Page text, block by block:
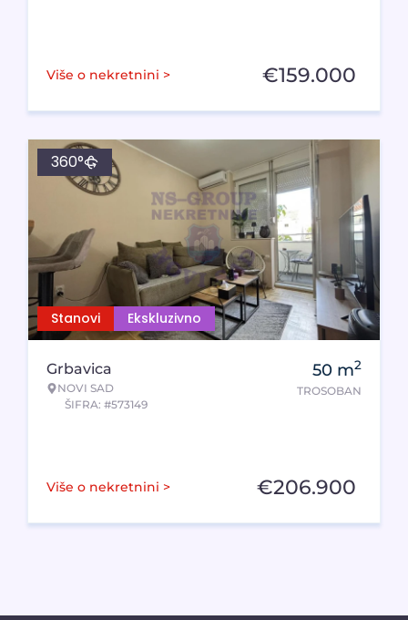
Više o nekretnini > €159.000
Stanovi Ekskluzivno
360°
Grbavica
NOVI SAD
ŠIFRA: #573149
50 m2
TROSOBAN
Više o nekretnini > €206.900